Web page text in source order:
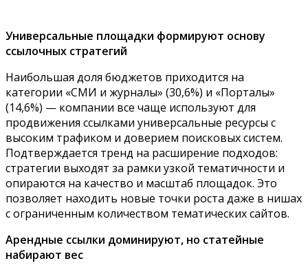
Универсальные площадки формируют основу
ссылочных стратегий
Наибольшая доля бюджетов приходится на
категории «СМИ и журналы» (30,6%) и «Порталы»
(14,6%) — компании все чаще используют для
продвижения ссылками универсальные ресурсы с
высоким трафиком и доверием поисковых систем.
Подтверждается тренд на расширение подходов:
стратегии выходят за рамки узкой тематичности и
опираются на качество и масштаб площадок. Это
позволяет находить новые точки роста даже в нишах
с ограниченным количеством тематических сайтов.
Арендные ссылки доминируют, но статейные
набирают вес